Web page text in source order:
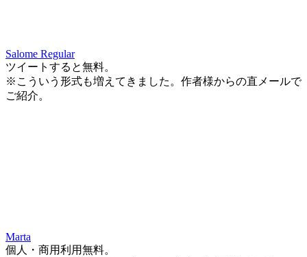
Salome Regular
ツイートすると無料。
※こういう形式も増えてきました。作者様からの直メールで
ご紹介。
Marta
個人・商用利用無料。